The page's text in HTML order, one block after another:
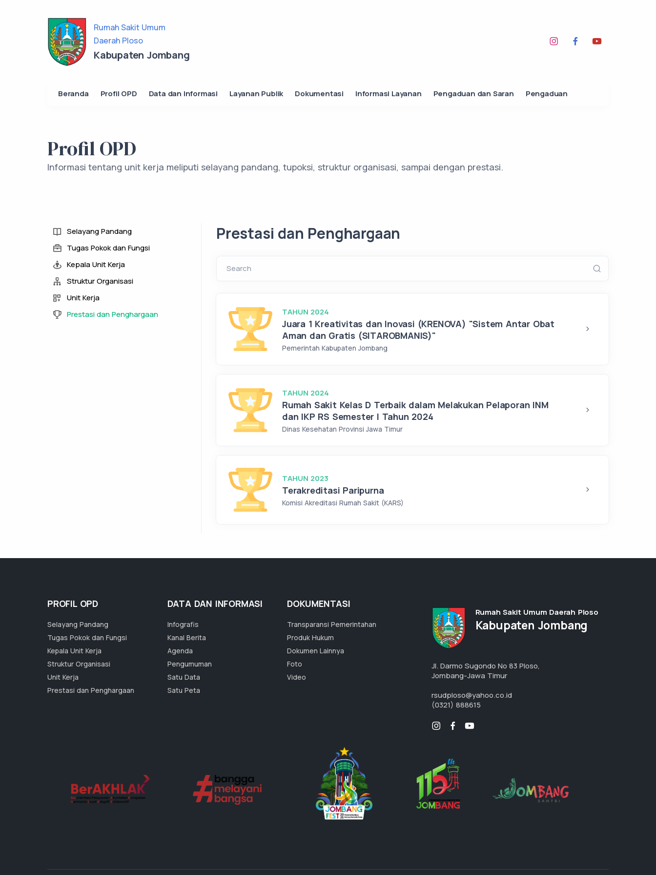
Rumah Sakit Umum
Daerah Ploso
Kabupaten Jombang
Beranda Profil OPD Data dan Informasi Layanan Publik Dokumentasi Informasi Layanan Pengaduan dan Saran Pengaduan
Profil OPD
Informasi tentang unit kerja meliputi selayang pandang, tupoksi, struktur organisasi, sampai dengan prestasi.
Selayang Pandang
Tugas Pokok dan Fungsi
Kepala Unit Kerja
Struktur Organisasi
Unit Kerja
Prestasi dan Penghargaan
Prestasi dan Penghargaan
Search
TAHUN 2024
Juara 1 Kreativitas dan Inovasi (KRENOVA) "Sistem Antar Obat
Aman dan Gratis (SITAROBMANIS)"
Pemerintah Kabupaten Jombang
TAHUN 2024
Rumah Sakit Kelas D Terbaik dalam Melakukan Pelaporan INM
dan IKP RS Semester I Tahun 2024
Dinas Kesehatan Provinsi Jawa Timur
TAHUN 2023
Terakreditasi Paripurna
Komisi Akreditasi Rumah Sakit (KARS)
PROFIL OPD
Selayang Pandang
Tugas Pokok dan Fungsi
Kepala Unit Kerja
Struktur Organisasi
Unit Kerja
Prestasi dan Penghargaan
DATA DAN INFORMASI
Infografis
Kanal Berita
Agenda
Pengumuman
Satu Data
Satu Peta
DOKUMENTASI
Transparansi Pemerintahan
Produk Hukum
Dokumen Lainnya
Foto
Video
Rumah Sakit Umum Daerah Ploso
Kabupaten Jombang
Jl. Darmo Sugondo No 83 Ploso,
Jombang-Jawa Timur
rsudploso@yahoo.co.id
(0321) 888615